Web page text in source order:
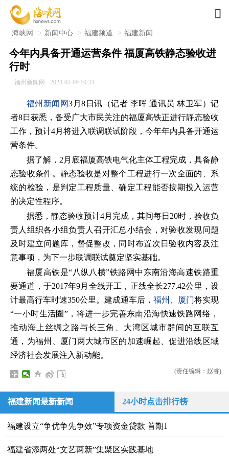

海峡网 > 新闻中心 > 福建频道 > 福建新闻
今年内具备开通运营条件 福厦高铁静态验收进
行时
福州新闻网 2023-03-09 10:33
福州新闻网3月8日讯（记者 李晖 通讯员 林卫军）记
者8日获悉，备受广大市民关注的福厦高铁正进行静态验收
工作，预计4月将进入联调联试阶段，今年年内具备开通运
营条件。
据了解，2月底福厦高铁电气化主体工程完成，具备静
态验收条件。静态验收是对整个工程进行一次全面的、系
统的检验，是判定工程质量、确定工程能否按期投入运营
的决定性程序。
据悉，静态验收预计4月完成，其间每日20时，验收负
责人组织各小组负责人召开汇总小结会，对验收发现问题
及时建立问题库，督促整改，同时布置次日验收内容及注
意事项，为下一步联调联试奠定坚实基础。
福厦高铁是“八纵八横”铁路网中东南沿海高速铁路重
要通道，于2017年9月全线开工，正线全长277.42公里，设
计最高行车时速350公里。建成通车后， 福州 厦门将实现
“一小时生活圈”，将进一步完善东南沿海快速铁路网络，
推动海上丝绸之路与长三角、大湾区城市群间的互联互
通，为福州、厦门两大城市区的加速崛起、促进沿线区域
经济社会发展注入新动能。
(责任编辑：赵睿)
福建新闻最新新闻 24小时点击排行榜
福建设立“争优争先争效”专项资金贷款 首期1
福建省添两处“文艺两新”集聚区实践基地